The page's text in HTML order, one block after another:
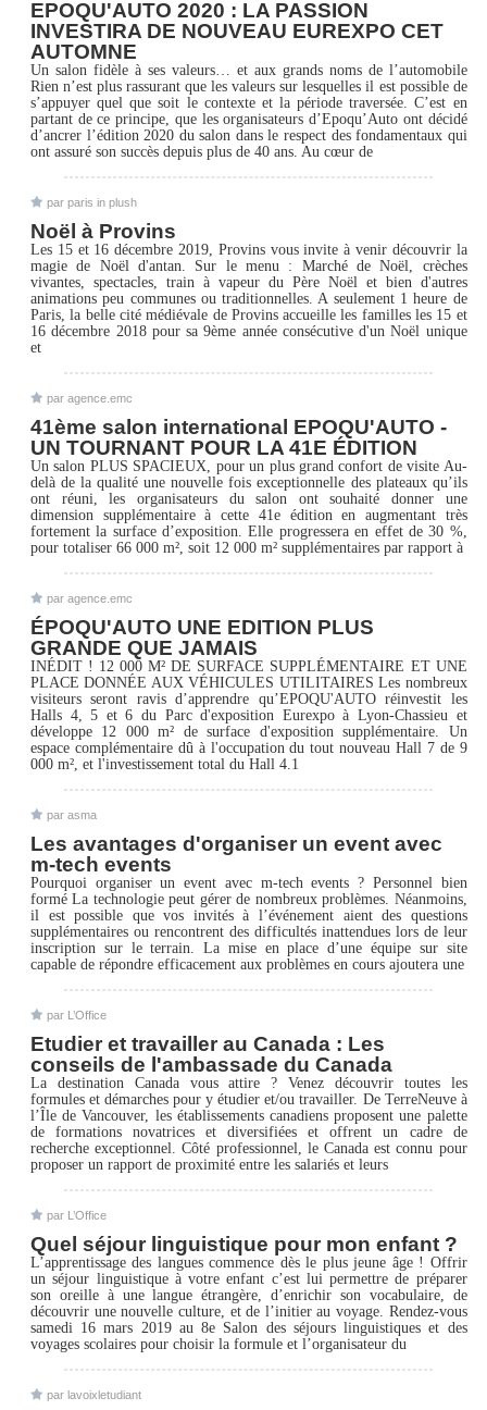
EPOQU'AUTO 2020 : LA PASSION
INVESTIRA DE NOUVEAU EUREXPO CET
AUTOMNE
Un salon fidèle à ses valeurs… et aux grands noms de l’automobile
Rien n’est plus rassurant que les valeurs sur lesquelles il est possible de
s’appuyer quel que soit le contexte et la période traversée. C’est en
partant de ce principe, que les organisateurs d’Epoqu’Auto ont décidé
d’ancrer l’édition 2020 du salon dans le respect des fondamentaux qui
ont assuré son succès depuis plus de 40 ans. Au cœur de
par paris in plush
Noël à Provins
Les 15 et 16 décembre 2019, Provins vous invite à venir découvrir la
magie de Noël d'antan. Sur le menu : Marché de Noël, crèches
vivantes, spectacles, train à vapeur du Père Noël et bien d'autres
animations peu communes ou traditionnelles. A seulement 1 heure de
Paris, la belle cité médiévale de Provins accueille les familles les 15 et
16 décembre 2018 pour sa 9ème année consécutive d'un Noël unique
et
par agence.emc
41ème salon international EPOQU'AUTO -
UN TOURNANT POUR LA 41E ÉDITION
Un salon PLUS SPACIEUX, pour un plus grand confort de visite Au-
delà de la qualité une nouvelle fois exceptionnelle des plateaux qu’ils
ont réuni, les organisateurs du salon ont souhaité donner une
dimension supplémentaire à cette 41e édition en augmentant très
fortement la surface d’exposition. Elle progressera en effet de 30 %,
pour totaliser 66 000 m², soit 12 000 m² supplémentaires par rapport à
par agence.emc
ÉPOQU'AUTO UNE EDITION PLUS
GRANDE QUE JAMAIS
INÉDIT ! 12 000 M² DE SURFACE SUPPLÉMENTAIRE ET UNE
PLACE DONNÉE AUX VÉHICULES UTILITAIRES Les nombreux
visiteurs seront ravis d’apprendre qu’EPOQU'AUTO réinvestit les
Halls 4, 5 et 6 du Parc d'exposition Eurexpo à Lyon-Chassieu et
développe 12 000 m² de surface d'exposition supplémentaire. Un
espace complémentaire dû à l'occupation du tout nouveau Hall 7 de 9
000 m², et l'investissement total du Hall 4.1
par asma
Les avantages d'organiser un event avec
m-tech events
Pourquoi organiser un event avec m-tech events ? Personnel bien
formé La technologie peut gérer de nombreux problèmes. Néanmoins,
il est possible que vos invités à l’événement aient des questions
supplémentaires ou rencontrent des difficultés inattendues lors de leur
inscription sur le terrain. La mise en place d’une équipe sur site
capable de répondre efficacement aux problèmes en cours ajoutera une
par L’Office
Etudier et travailler au Canada : Les
conseils de l'ambassade du Canada
La destination Canada vous attire ? Venez découvrir toutes les
formules et démarches pour y étudier et/ou travailler. De TerreNeuve à
l’Île de Vancouver, les établissements canadiens proposent une palette
de formations novatrices et diversifiées et offrent un cadre de
recherche exceptionnel. Côté professionnel, le Canada est connu pour
proposer un rapport de proximité entre les salariés et leurs
par L’Office
Quel séjour linguistique pour mon enfant ?
L’apprentissage des langues commence dès le plus jeune âge ! Offrir
un séjour linguistique à votre enfant c’est lui permettre de préparer
son oreille à une langue étrangère, d’enrichir son vocabulaire, de
découvrir une nouvelle culture, et de l’initier au voyage. Rendez-vous
samedi 16 mars 2019 au 8e Salon des séjours linguistiques et des
voyages scolaires pour choisir la formule et l’organisateur du
par lavoixletudiant